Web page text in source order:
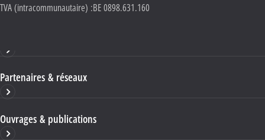
TVA (intracommunautaire) :BE 0898.631.160
Partenaires & réseaux
Ouvrages & publications